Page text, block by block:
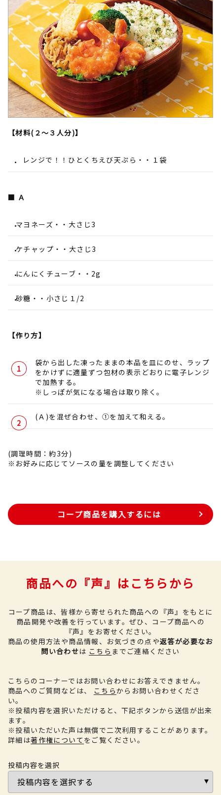
【材料(２～３人分)】
レンジで！！ひとくちえび天ぷら・・１袋
■ Ａ
マヨネーズ・・大さじ3
ケチャップ・・大さじ3
にんにくチューブ・・2g
砂糖・・小さじ１/2
【作り方】
袋から出した凍ったままの本品を皿にのせ、ラップ
をかけずに適量ずつ包材の表示どおりに電子レンジ
で加熱する。
※しっぽが気になる場合は取り除く。
(Ａ)を混ぜ合わせ、①を加えて和える。
(調理時間：約3分)
※お好みに応じてソースの量を調整してください
コープ商品を購入するには
商品への『声』はこちらから
コープ商品は、皆様から寄せられた商品への『声』をもとに
商品開発や改善を行っています。 ぜひ、コープ商品への
『声』をお寄せください。
商品の使用方法や商品情報、お気づきの点や返答が必要なお
問い合わせは こちら までご連絡ください
こちらのコーナーではお問い合わせにお答えできません。
商品へのご質問などは、
こちらからお問い合わせくださ
い。
※投稿内容を選択いただけると、下記ボタンから送信が出来
ます。
※投稿いただいた声は無償で二次利用することがあります。
詳細は著作権について をご覧ください。
投稿内容を選択